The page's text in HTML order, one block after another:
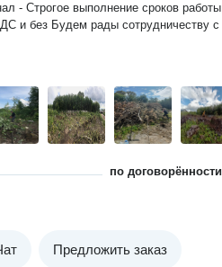
- Строгое выполнение сроков работы
и без Будем рады сотрудничеству с
по договорённости
Предложить заказ